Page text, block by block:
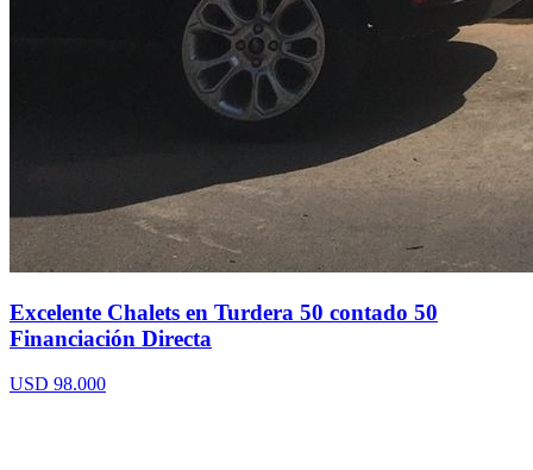
Excelente Chalets en Turdera 50 contado 50
Financiación Directa
USD 98.000